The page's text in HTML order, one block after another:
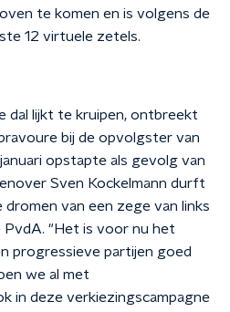
te komen en is volgens de
12 virtuele zetels.
dal lijkt te kruipen, ontbreekt
bij de opvolgster van
opstapte als gevolg van
Sven Kockelmann durft
van een zege van links
"Het is voor nu het
progressieve partijen goed
we al met
in deze verkiezingscampagne